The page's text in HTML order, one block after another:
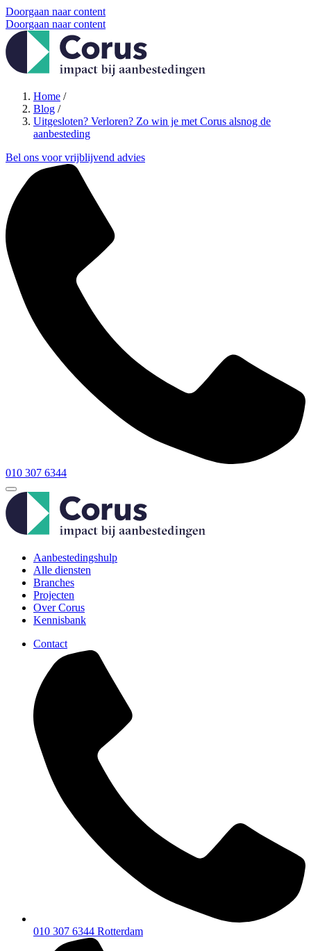
Doorgaan naar content
Doorgaan naar content
Home /
Blog /
Uitgesloten? Verloren? Zo win je met Corus alsnog de
aanbesteding
Bel ons voor vrijblijvend advies
010 307 6344
Aanbestedingshulp
Alle diensten
Branches
Projecten
Over Corus
Kennisbank
Contact
010 307 6344 Rotterdam